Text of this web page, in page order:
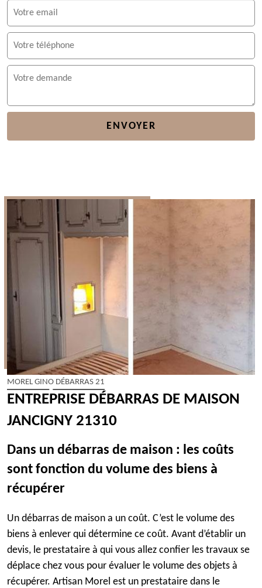
MOREL GINO DÉBARRAS 21
ENTREPRISE DÉBARRAS DE MAISON
JANCIGNY 21310
Dans un débarras de maison : les coûts
sont fonction du volume des biens à
récupérer
Un débarras de maison a un coût. C’est le volume des
biens à enlever qui détermine ce coût. Avant d’établir un
devis, le prestataire à qui vous allez confier les travaux se
déplace chez vous pour évaluer le volume des objets à
récupérer. Artisan Morel est un prestataire dans le